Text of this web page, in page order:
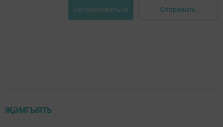
Авторизоваться Отправить
ҖӘМГЫЯТЬ